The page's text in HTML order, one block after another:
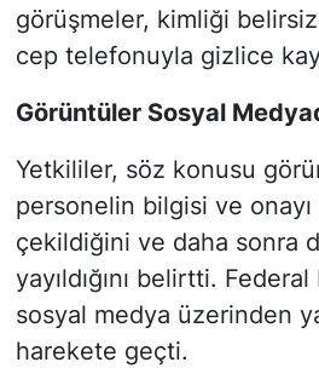
görüşmeler, kimliği
cep telefonuyla gizlice
Görüntüler Sosyal
Yetkililer, söz konusu
personelin bilgisi ve onayı
çekildiğini ve daha sonra
yayıldığını belirtti.
sosyal medya üzerinden
harekete geçti.